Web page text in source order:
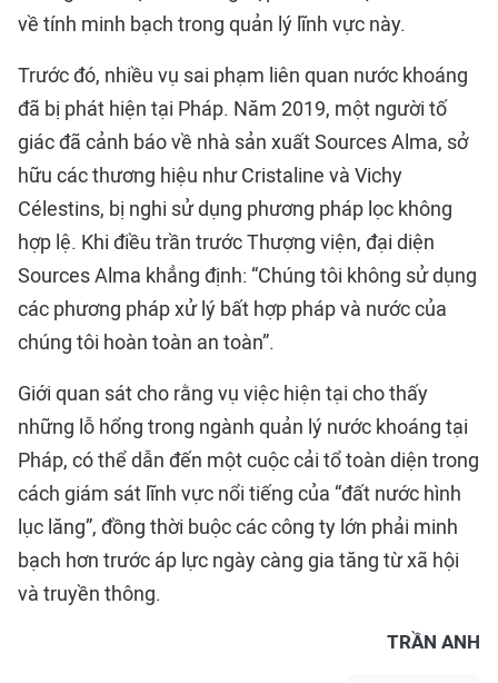
về tính minh bạch trong quản lý lĩnh vực này.
Trước đó, nhiều vụ sai phạm liên quan nước khoáng
đã bị phát hiện tại Pháp. Năm 2019, một người tố
giác đã cảnh báo về nhà sản xuất Sources Alma, sở
hữu các thương hiệu như Cristaline và Vichy
Célestins, bị nghi sử dụng phương pháp lọc không
hợp lệ. Khi điều trần trước Thượng viện, đại diện
Sources Alma khẳng định: “Chúng tôi không sử dụng
các phương pháp xử lý bất hợp pháp và nước của
chúng tôi hoàn toàn an toàn”.
Giới quan sát cho rằng vụ việc hiện tại cho thấy
những lỗ hổng trong ngành quản lý nước khoáng tại
Pháp, có thể dẫn đến một cuộc cải tổ toàn diện trong
cách giám sát lĩnh vực nổi tiếng của “đất nước hình
lục lăng”, đồng thời buộc các công ty lớn phải minh
bạch hơn trước áp lực ngày càng gia tăng từ xã hội
và truyền thông.
TRẦN ANH